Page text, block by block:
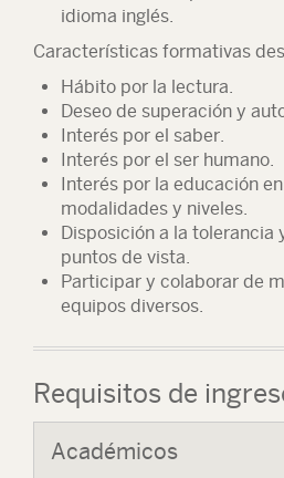
idioma inglés.
Características formativas
Hábito por la lectura.
Deseo de superación y
Interés por el saber.
Interés por el ser humano.
Interés por la educación
modalidades y niveles.
Disposición a la tolerancia
puntos de vista.
Participar y colaborar de
equipos diversos.
Requisitos de
Académicos